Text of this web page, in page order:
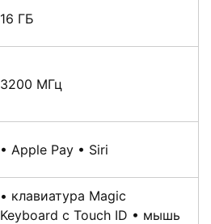
16 ГБ
3200 МГц
• Apple Pay • Siri
• клавиатура Magic
Keyboard с Touch ID • мышь